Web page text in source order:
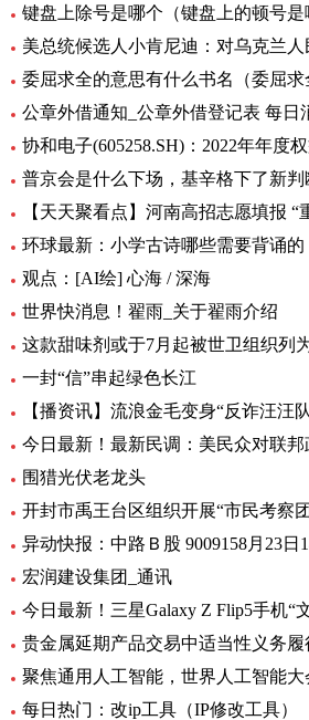
键盘上除号是哪个（键盘上的顿号
委屈求全的意思有什么书名（委屈
公章外借通知_公章外借登记表 每日
观点：[AI绘] 心海 / 深海
世界快消息！翟雨_关于翟雨介绍
一封“信”串起绿色长江
围猎光伏老龙头
宏润建设集团_通讯
聚焦通用人工智能，世界人工智能
每日热门：改ip工具（IP修改工具）